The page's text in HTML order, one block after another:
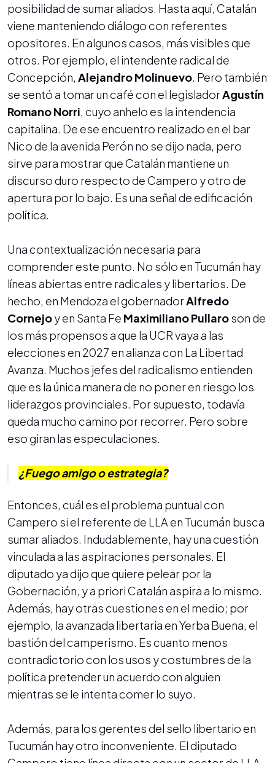
posibilidad de sumar aliados. Hasta aquí, Catalán
viene manteniendo diálogo con referentes
opositores. En algunos casos, más visibles que
otros. Por ejemplo, el intendente radical de
Concepción, Alejandro Molinuevo. Pero también
se sentó a tomar un café con el legisladorAgustín
Romano Norri, cuyo anhelo es la intendencia
capitalina. De ese encuentro realizado en el bar
Nico de la avenida Perón no se dijo nada, pero
sirve para mostrar que Catalán mantiene un
discurso duro respecto de Campero y otro de
apertura por lo bajo. Es una señal de edificación
política.
Una contextualización necesaria para
comprender este punto. No sólo en Tucumán hay
líneas abiertas entre radicales y libertarios. De
hecho, en Mendoza el gobernadorAlfredo
Cornejoy en Santa Fe Maximiliano Pullaroson de
los más propensos a que la UCR vaya a las
elecciones en 2027 en alianza con La Libertad
Avanza. Muchos jefes del radicalismo entienden
que es la única manera de no poner en riesgo los
liderazgos provinciales. Por supuesto, todavía
queda mucho camino por recorrer. Pero sobre
eso giran las especulaciones.
¿Fuego amigo o estrategia?
Entonces, cuál es el problema puntual con
Campero si el referente de LLA en Tucumán busca
sumar aliados. Indudablemente, hay una cuestión
vinculada a las aspiraciones personales. El
diputado ya dijo que quiere pelear por la
Gobernación, y a priori Catalán aspira a lo mismo.
Además, hay otras cuestiones en el medio; por
ejemplo, la avanzada libertaria en Yerba Buena, el
bastión del camperismo. Es cuanto menos
contradictorio con los usos y costumbres de la
política pretender un acuerdo con alguien
mientras se le intenta comer lo suyo.
Además, para los gerentes del sello libertario en
Tucumán hay otro inconveniente. El diputado